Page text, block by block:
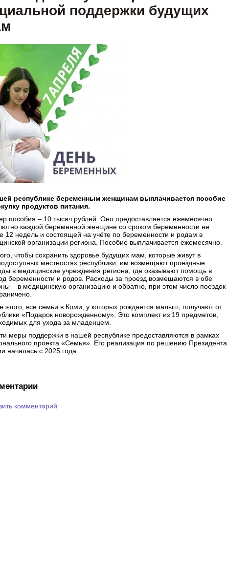
поддержки будущих
республике беременным женщинам выплачивается пособие
продуктов питания.
пособия – 10 тысяч рублей. Оно предоставляется ежемесячно
каждой беременной женщине со сроком беременности не
12 недель и состоящей на учёте по беременности и родам в
организации региона. Пособие выплачивается ежемесячно.
чтобы сохранить здоровье будущих мам, которые живут в
местностях республики, им возмещают проездные
в медицинские учреждения региона, где оказывают помощь в
беременности и родов. Расходы за проезд возмещаются в обе
– в медицинскую организацию и обратно, при этом число поездок
этого, все семьи в Коми, у которых рождается малыш, получают от
«Подарок новорожденному». Это комплект из 19 предметов,
для ухода за младенцем.
меры поддержки в нашей республике предоставляются в рамках
проекта «Семья». Его реализация по решению Президента
началась с 2025 года.
комментарий